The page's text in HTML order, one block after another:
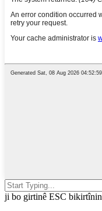
ji bo girtinê ESC bikirtînin